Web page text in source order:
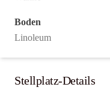
Boden
Linoleum
Stellplatz-Details